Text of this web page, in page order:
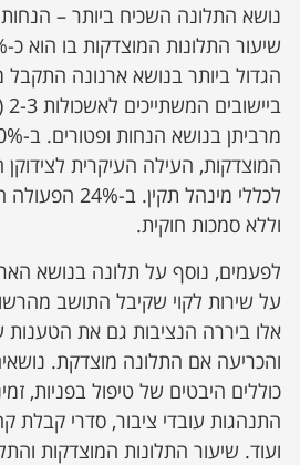
הגדול ביותר בנושא ארנונה
‏המוצדקות, העילה העיקרית ‏לצידוקן
לכללי מינהל
וללא סמכות חוקית.‏
לפעמים, נוסף על תלונה בנושא
על שירות ‏לקוי שקיבל התושב
אלו ביררה הנציבות גם ‏את הטענות
והכריעה אם התלונה מוצדקת.
כוללים היבטים של טיפול בפניות,
‏התנהגות עובדי ציבור, ‏סדרי קבלת
ועוד. שיעור ‏התלונות המוצדקות